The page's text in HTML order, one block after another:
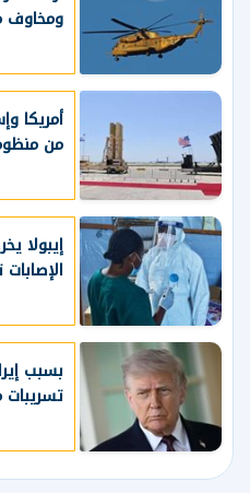
ومخاوف
أمريكا
من
إيبولا
الإصابات
بسبب
تسريبات